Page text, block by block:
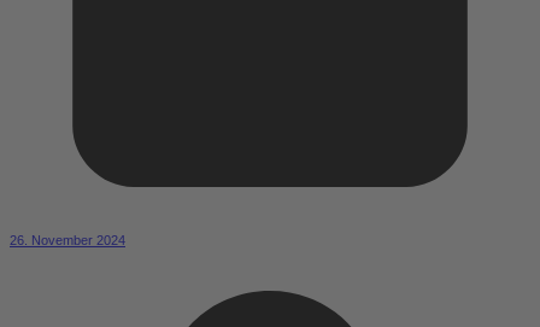
26. November 2024